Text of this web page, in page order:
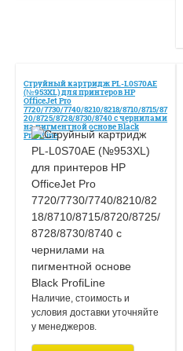
Струйный картридж PL-L0S70AE
(№953XL) для принтеров HP
OfficeJet Pro
7720/7730/7740/8210/8218/8710/8715/87
20/8725/8728/8730/8740 с чернилами
на пигментной основе Black
ProfiLine
Наличие, стоимость и
условия доставки уточняйте
у менеджеров.